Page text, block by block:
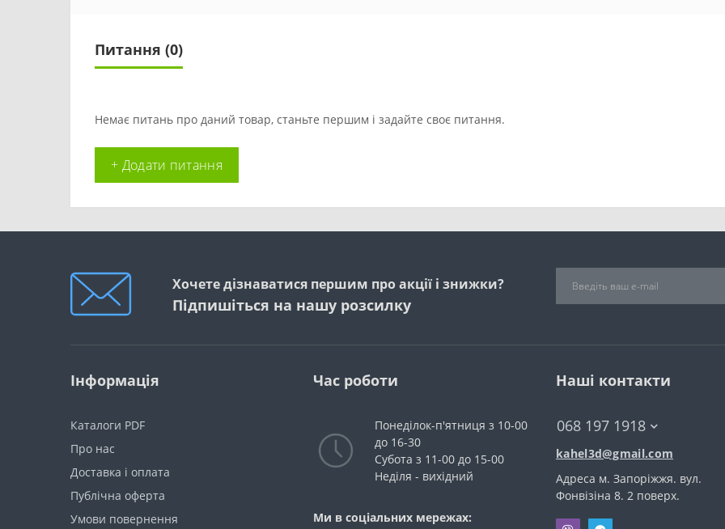
Питання (0)
Немає питань про даний товар, станьте першим і задайте своє питання.
+ Додати питання
Хочете дізнаватися першим про акції і знижки?
Підпишіться на нашу розсилку
Інформація
Каталоги PDF
Про нас
Доставка і оплата
Публічна оферта
Умови повернення
Час роботи
Понеділок-п'ятниця з 10-00
до 16-30
Субота з 11-00 до 15-00
Неділя - вихідний
Ми в соціальних мережах:
Наші контакти
068 197 1918
kahel3d@gmail.com
Адреса м. Запоріжжя. вул.
Фонвiзiна 8. 2 поверх.